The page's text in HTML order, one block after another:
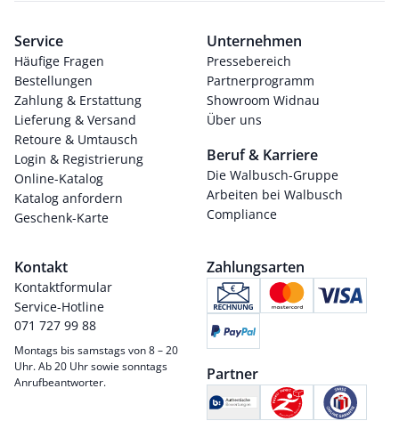
Service
Häufige Fragen
Bestellungen
Zahlung & Erstattung
Lieferung & Versand
Retoure & Umtausch
Login & Registrierung
Online-Katalog
Katalog anfordern
Geschenk-Karte
Unternehmen
Pressebereich
Partnerprogramm
Showroom Widnau
Über uns
Beruf & Karriere
Die Walbusch-Gruppe
Arbeiten bei Walbusch
Compliance
Kontakt
Kontaktformular
Service-Hotline
071 727 99 88
Montags bis samstags von 8 – 20
Uhr. Ab 20 Uhr sowie sonntags
Anrufbeantworter.
Zahlungsarten
Partner